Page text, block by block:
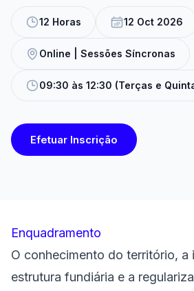
12 Horas 12 Oct 2026
Online | Sessões Síncronas
09:30 às 12:30 (Terças e
Efetuar Inscrição
Enquadramento
O conhecimento do território, a
estrutura fundiária e a